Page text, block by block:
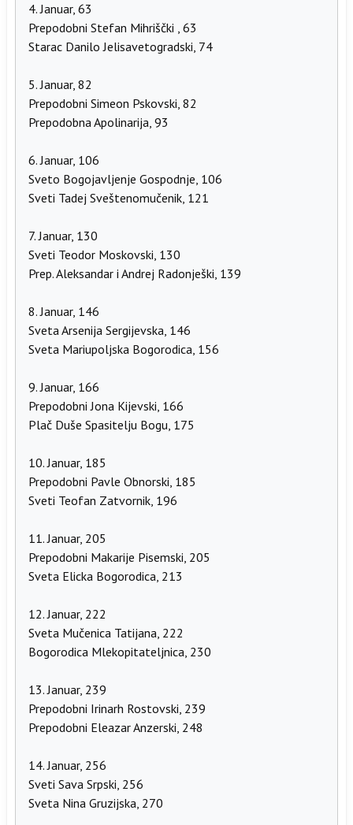
4. Januar, 63
Prepodobni Stefan Mihriščki , 63
Starac Danilo Jelisavetogradski, 74
5. Januar, 82
Prepodobni Simeon Pskovski, 82
Prepodobna Apolinarija, 93
6. Januar, 106
Sveto Bogojavljenje Gospodnje, 106
Sveti Tadej Sveštenomučenik, 121
7. Januar, 130
Sveti Teodor Moskovski, 130
Prep. Aleksandar i Andrej Radonješki, 139
8. Januar, 146
Sveta Arsenija Sergijevska, 146
Sveta Mariupoljska Bogorodica, 156
9. Januar, 166
Prepodobni Jona Kijevski, 166
Plač Duše Spasitelju Bogu, 175
10. Januar, 185
Prepodobni Pavle Obnorski, 185
Sveti Teofan Zatvornik, 196
11. Januar, 205
Prepodobni Makarije Pisemski, 205
Sveta Elicka Bogorodica, 213
12. Januar, 222
Sveta Mučenica Tatijana, 222
Bogorodica Mlekopitateljnica, 230
13. Januar, 239
Prepodobni Irinarh Rostovski, 239
Prepodobni Eleazar Anzerski, 248
14. Januar, 256
Sveti Sava Srpski, 256
Sveta Nina Gruzijska, 270